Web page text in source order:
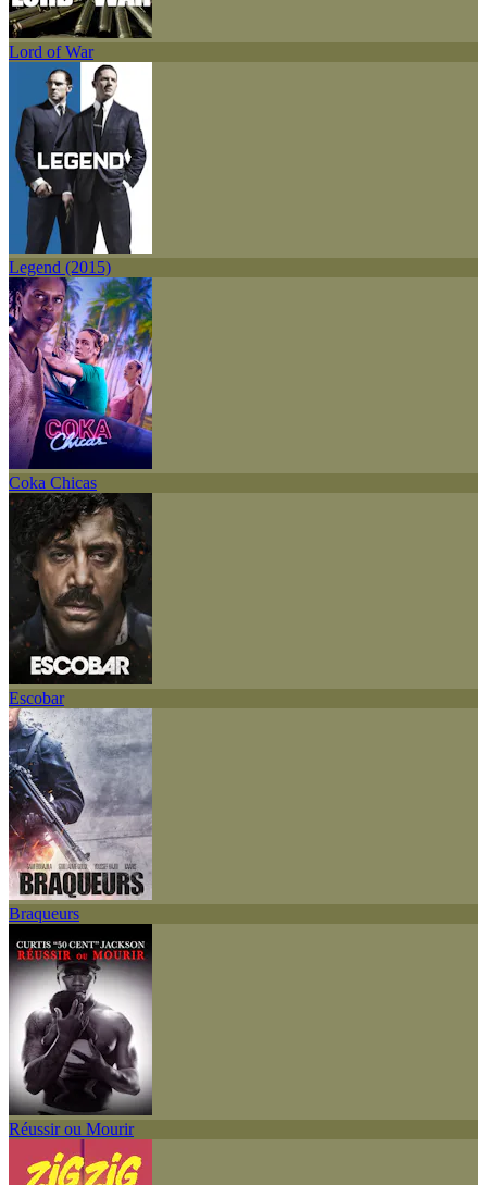
Lord of War
Legend (2015)
Coka Chicas
Escobar
Braqueurs
Réussir ou Mourir